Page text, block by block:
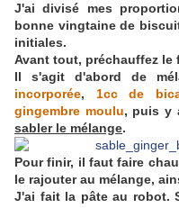
J'ai divisé mes
bonne vingtaine de
initiales.
Avant tout, préchauffez le
Il s'agit d'abord de
incorporée, 1cc de
gingembre moulu, puis y
sabler le mélange.
Pour finir, il faut faire
le rajouter au mélange,
J'ai fait la pâte au robot.